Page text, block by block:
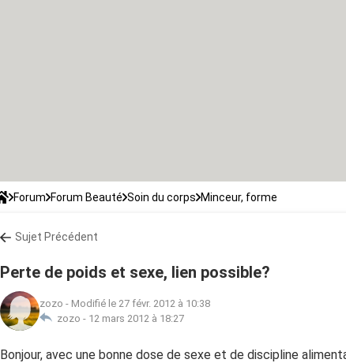
Forum Forum Beauté Soin du corps Minceur, forme
Sujet Précédent
Perte de poids et sexe, lien possible?
zozo - Modifié le 27 févr. 2012 à 10:38
zozo - 12 mars 2012 à 18:27
Bonjour, avec une bonne dose de sexe et de discipline